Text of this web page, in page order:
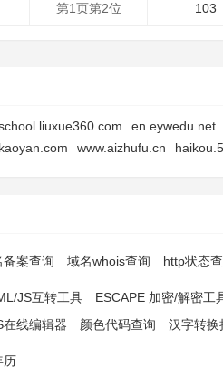
第1页第2位 103
en.eywedu.net
www.aizhufu.cn
备案查询 域名whois查询 http状态
JS互转工具 ESCAPE 加密/解密工
在线编辑器
颜色代码查询 汉字转换
历